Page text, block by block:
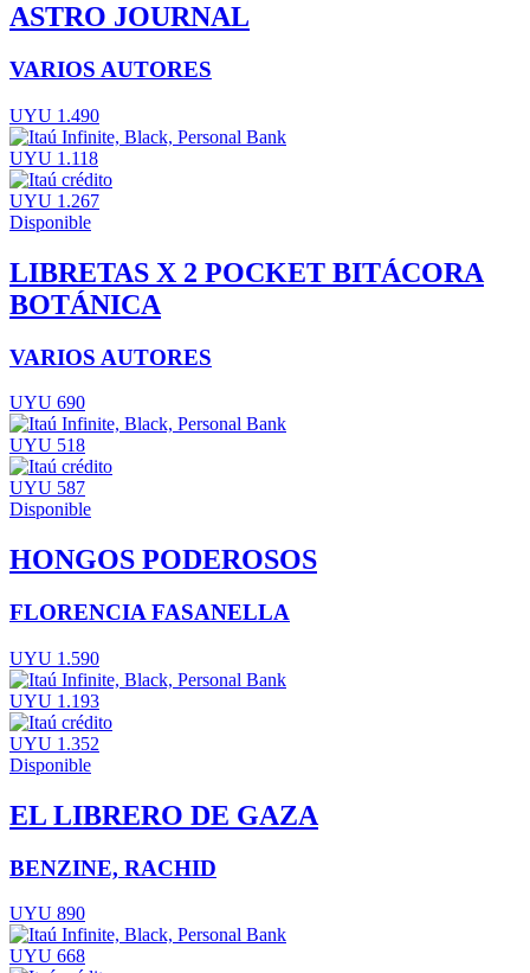
ASTRO JOURNAL
VARIOS AUTORES
UYU 1.490
UYU 1.118
UYU 1.267
Disponible
LIBRETAS X 2 POCKET BITÁCORA
BOTÁNICA
VARIOS AUTORES
UYU 690
UYU 518
UYU 587
Disponible
HONGOS PODEROSOS
FLORENCIA FASANELLA
UYU 1.590
UYU 1.193
UYU 1.352
Disponible
EL LIBRERO DE GAZA
BENZINE, RACHID
UYU 890
UYU 668